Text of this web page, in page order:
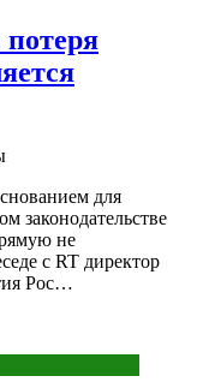
для
законодательстве
не
с RT директор
Рос…